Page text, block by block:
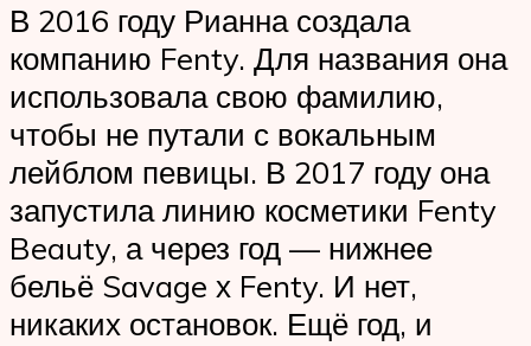
В 2016 году Рианна создала
компанию Fen­ty. Для названия она
использовала свою фамилию,
чтобы не путали с вокальным
лейблом певицы. В 2017 году она
запустила линию косметики Fen­ty
Beau­ty, а через год — нижнее
бельё Sav­age х Fen­ty. И нет,
никаких остановок. Ещё год, и